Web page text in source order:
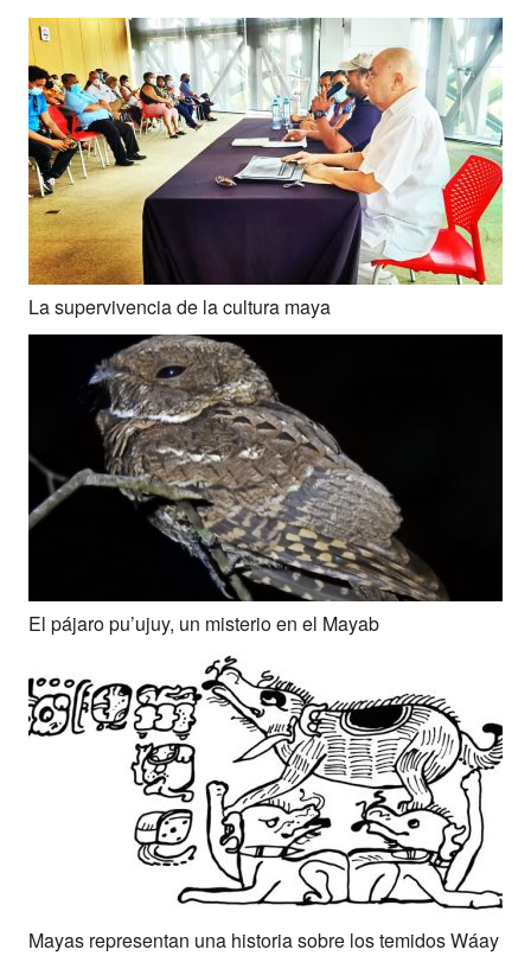
La supervivencia de la cultura maya
El pájaro pu’ujuy, un misterio en el Mayab
Mayas representan una historia sobre los temidos Wáay